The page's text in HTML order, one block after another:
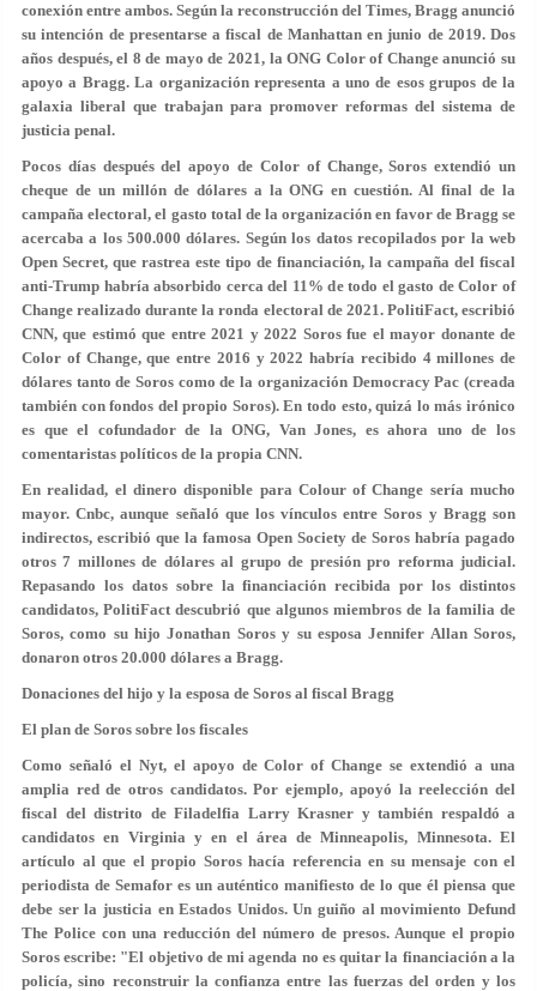
conexión entre ambos. Según la reconstrucción del Times, Bragg anunció
su intención de presentarse a fiscal de Manhattan en junio de 2019. Dos
años después, el 8 de mayo de 2021, la ONG Color of Change anunció su
apoyo a Bragg. La organización representa a uno de esos grupos de la
galaxia liberal que trabajan para promover reformas del sistema de
justicia penal.
Pocos días después del apoyo de Color of Change, Soros extendió un
cheque de un millón de dólares a la ONG en cuestión. Al final de la
campaña electoral, el gasto total de la organización en favor de Bragg se
acercaba a los 500.000 dólares. Según los datos recopilados por la web
Open Secret, que rastrea este tipo de financiación, la campaña del fiscal
anti-Trump habría absorbido cerca del 11% de todo el gasto de Color of
Change realizado durante la ronda electoral de 2021. PolitiFact, escribió
CNN, que estimó que entre 2021 y 2022 Soros fue el mayor donante de
Color of Change, que entre 2016 y 2022 habría recibido 4 millones de
dólares tanto de Soros como de la organización Democracy Pac (creada
también con fondos del propio Soros). En todo esto, quizá lo más irónico
es que el cofundador de la ONG, Van Jones, es ahora uno de los
comentaristas políticos de la propia CNN.
En realidad, el dinero disponible para Colour of Change sería mucho
mayor. Cnbc, aunque señaló que los vínculos entre Soros y Bragg son
indirectos, escribió que la famosa Open Society de Soros habría pagado
otros 7 millones de dólares al grupo de presión pro reforma judicial.
Repasando los datos sobre la financiación recibida por los distintos
candidatos, PolitiFact descubrió que algunos miembros de la familia de
Soros, como su hijo Jonathan Soros y su esposa Jennifer Allan Soros,
donaron otros 20.000 dólares a Bragg.
Donaciones del hijo y la esposa de Soros al fiscal Bragg
El plan de Soros sobre los fiscales
Como señaló el Nyt, el apoyo de Color of Change se extendió a una
amplia red de otros candidatos. Por ejemplo, apoyó la reelección del
fiscal del distrito de Filadelfia Larry Krasner y también respaldó a
candidatos en Virginia y en el área de Minneapolis, Minnesota. El
artículo al que el propio Soros hacía referencia en su mensaje con el
periodista de Semafor es un auténtico manifiesto de lo que él piensa que
debe ser la justicia en Estados Unidos. Un guiño al movimiento Defund
The Police con una reducción del número de presos. Aunque el propio
Soros escribe: "El objetivo de mi agenda no es quitar la financiación a la
policía, sino reconstruir la confianza entre las fuerzas del orden y los